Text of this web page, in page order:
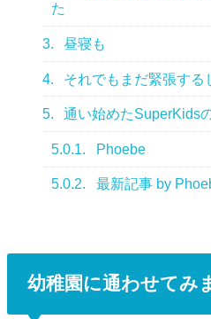
た
3. 昼寝も
4. それでもまだ緊張する
5. 通い始めたSuperKids
5.0.1. Phoebe
5.0.2. 最新記事 by
幼稚園に通わせてみ